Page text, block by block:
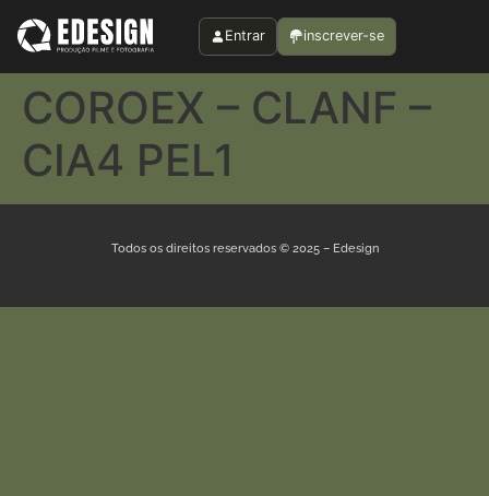
Entrar inscrever-se
COROEX – CLANF –
CIA4 PEL1
Todos os direitos reservados © 2025 – Edesign